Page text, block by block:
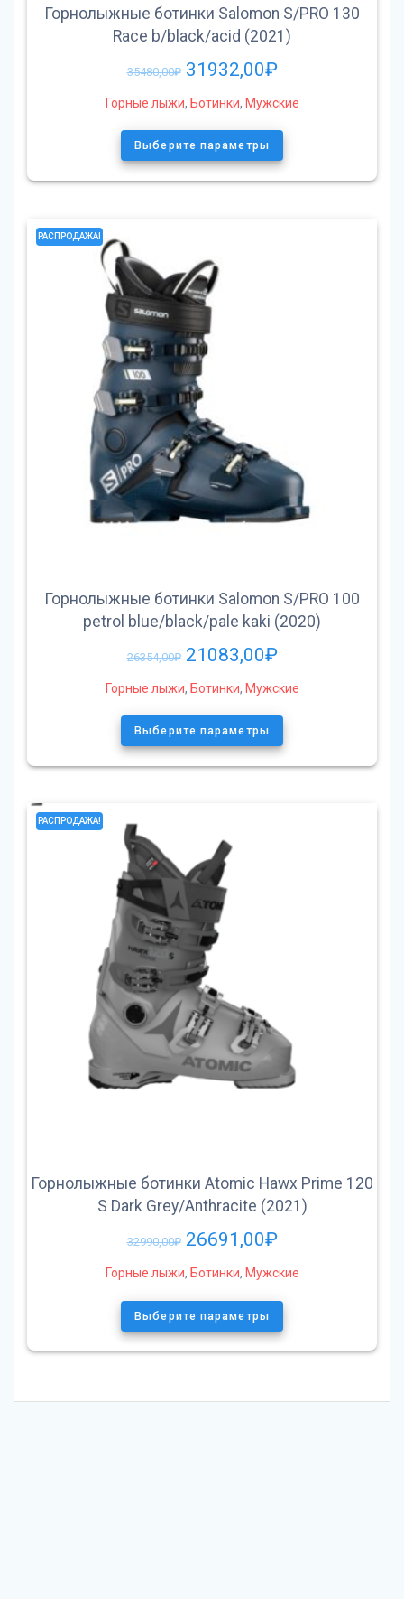
Горнолыжные ботинки Salomon S/PRO 130
Race b/black/acid (2021)
35480,00₽ 31932,00₽
Горные лыжи, Ботинки, Мужские
Выберите параметры
РАСПРОДАЖА!
Горнолыжные ботинки Salomon S/PRO 100
petrol blue/black/pale kaki (2020)
26354,00₽ 21083,00₽
Горные лыжи, Ботинки, Мужские
Выберите параметры
РАСПРОДАЖА!
Горнолыжные ботинки Atomic Hawx Prime 120
S Dark Grey/Anthracite (2021)
32990,00₽ 26691,00₽
Горные лыжи, Ботинки, Мужские
Выберите параметры